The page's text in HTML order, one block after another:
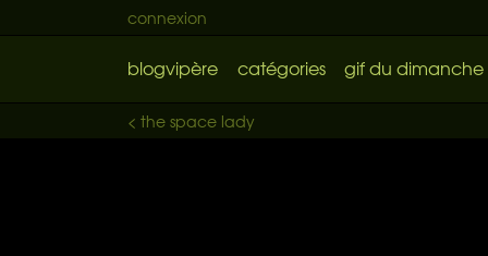
connexion
blogvipère catégories gif du dimanche
< the space lady